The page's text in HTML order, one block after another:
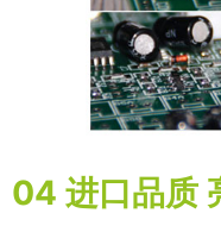
04 进口品质